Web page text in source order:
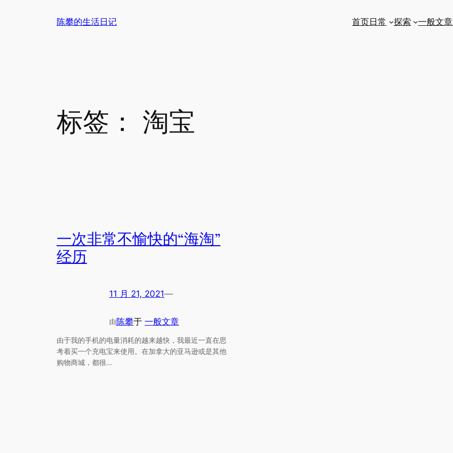
陈攀的生活日记 首页 日常 探索 一般文章
标签： 淘宝
一次非常不愉快的“海淘”
经历
11 月 21, 2021—
由陈攀于 一般文章
由于我的手机的电量消耗的越来越快，我最近一直在思
考着买一个充电宝来使用。在加拿大的亚马逊或是其他
购物商城，都很…